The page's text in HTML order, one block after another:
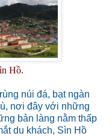
Hồ.
núi đá, bạt ngàn
nơi đây với những
bản làng nằm thấp
du khách, Sìn Hồ